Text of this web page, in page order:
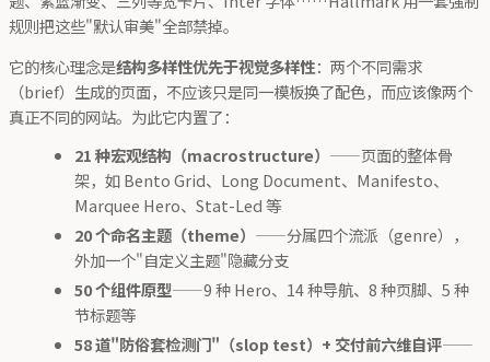
规则把这些"默认审美"全部禁掉。
它的核心理念是结构多样性优先于视觉多样性：两个不同需求
（brief）生成的页面，不应该只是同一模板换了配色，而应该像两个
真正不同的网站。为此它内置了：
21 种宏观结构（macrostructure） ——页面的整体骨
架，如 Bento Grid、Long Document、Manifesto、
Marquee Hero、Stat-Led 等
20 个命名主题（theme） ——分属四个流派（genre），
外加一个"自定义主题"隐藏分支
50 个组件原型——9 种 Hero、14 种导航、8 种页脚、5 种
节标题等
58 道"防俗套检测门"（slop test）+ 交付前六维自评——